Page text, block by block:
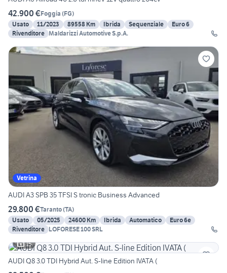
42.900 €Foggia (FG)
Usato
11/2023 89558 Km Ibrida Sequenziale
Euro 6
Rivenditore Maldarizzi Automotive S.p.A.
Vetrina
AUDI A3 SPB 35 TFSI S tronic Business Advanced
29.800 €Taranto(TA)
Usato
05/2025 24600 Km Ibrida Automatico
Euro 6e
Rivenditore LOFORESE 100 SRL
15
AUDI Q8 3.0 TDI Hybrid Aut. S-line Edition IVATA (